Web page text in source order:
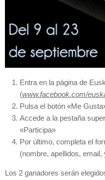
Entra en la página de
(www.facebook.com/
Pulsa el botón «Me
Accede a la pestaña
«Participa»
Por último, completa el
(nombre, apellidos, email,
Los 2 ganadores serán